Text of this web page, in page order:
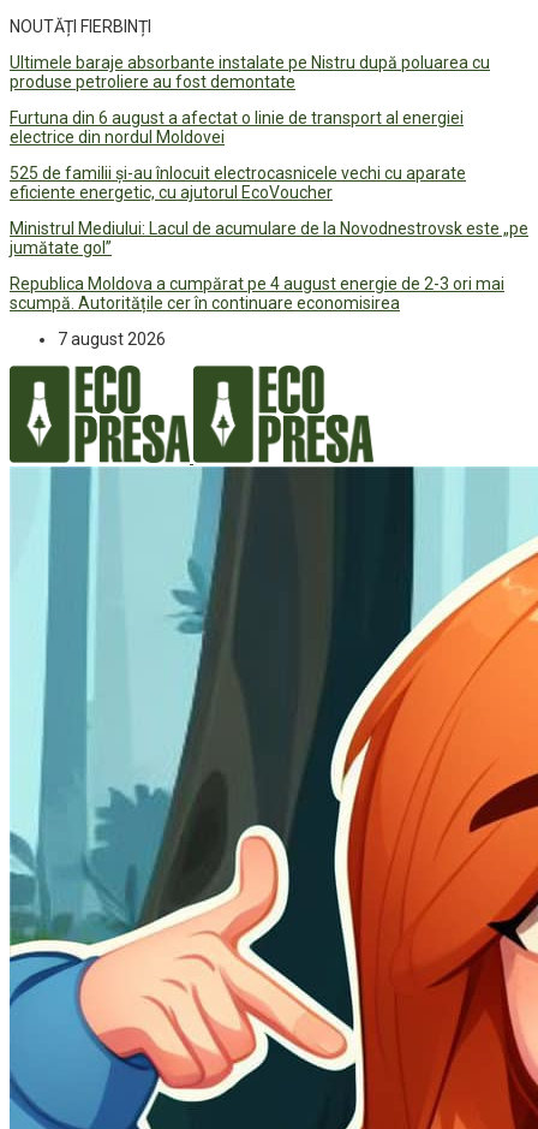
NOUTĂȚI FIERBINȚI
Ultimele baraje absorbante instalate pe Nistru după poluarea cu
produse petroliere au fost demontate
Furtuna din 6 august a afectat o linie de transport al energiei
electrice din nordul Moldovei
525 de familii și-au înlocuit electrocasnicele vechi cu aparate
eficiente energetic, cu ajutorul EcoVoucher
Ministrul Mediului: Lacul de acumulare de la Novodnestrovsk este „pe
jumătate gol”
Republica Moldova a cumpărat pe 4 august energie de 2-3 ori mai
scumpă. Autoritățile cer în continuare economisirea
7 august 2026